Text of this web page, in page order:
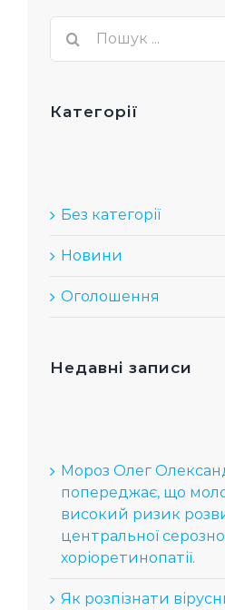
Категорії
Без категорії
Новини
Оголошення
Недавні записи
Мороз Олег
попереджає, що
високий ризик
центральної
хоріоретинопатії.
Як розпізнати